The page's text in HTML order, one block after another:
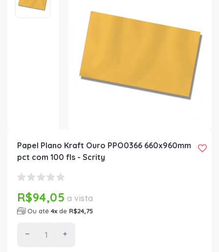
Papel Plano Kraft Ouro PPO0366 660x960mm
pct com 100 fls - Scrity
R$94,05 a vista
Ou até 4x de R$24,75